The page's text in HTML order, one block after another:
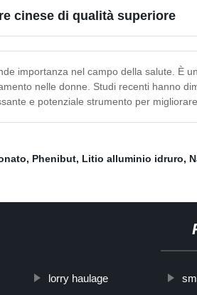
cinese di qualità superiore
importanza nel campo della salute. È
nelle donne. Studi recenti hanno
e potenziale strumento per
, Phenibut, Litio alluminio idruro,
lorry haulage